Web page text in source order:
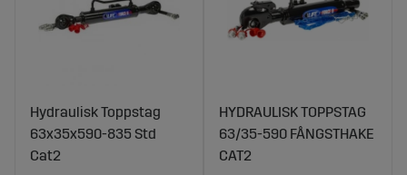
Hydraulisk Toppstag
63x35x590-835 Std
Cat2
HYDRAULISK TOPPSTAG
63/35-590 FÅNGSTHAKE
CAT2